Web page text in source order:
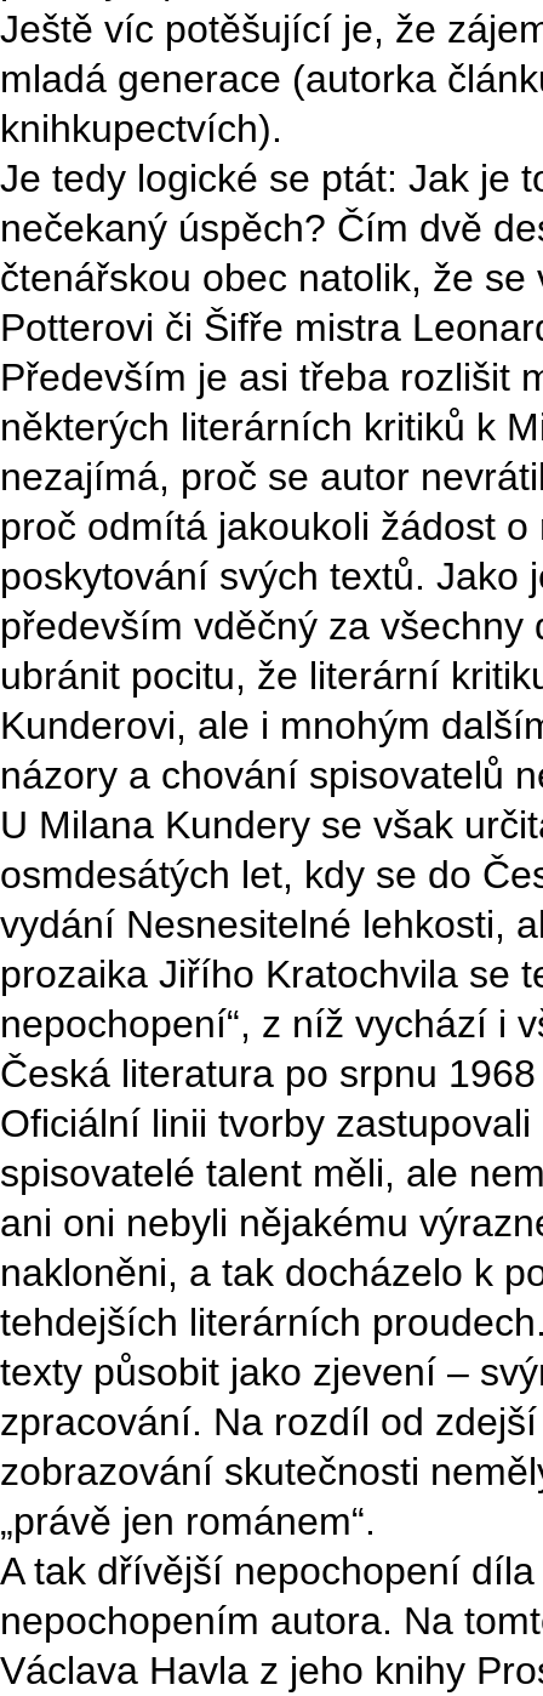
Ještě víc potěšující je, že
mladá generace (autorka
knihkupectvích).
Je tedy logické se ptát: Jak je
nečekaný úspěch? Čím dvě
čtenářskou obec natolik, že
Potterovi či Šifře mistra
Především je asi třeba rozlišit
některých literárních kritiků k
nezajímá, proč se autor
proč odmítá jakoukoli žádost
poskytování svých textů. Jako
především vděčný za
ubránit pocitu, že literární
Kunderovi, ale i mnohým
názory a chování spisovatelů
U Milana Kundery se však
osmdesátých let, kdy se do
vydání Nesnesitelné lehkosti,
prozaika Jiřího Kratochvila se
nepochopení“, z níž vychází i
Česká literatura po srpnu
Oficiální linii tvorby
spisovatelé talent měli, ale
ani oni nebyli nějakému
nakloněni, a tak docházelo k
tehdejších literárních
texty působit jako zjevení –
zpracování. Na rozdíl od
zobrazování skutečnosti
„právě jen románem“.
A tak dřívější nepochopení
nepochopením autora. Na
Václava Havla z jeho knihy